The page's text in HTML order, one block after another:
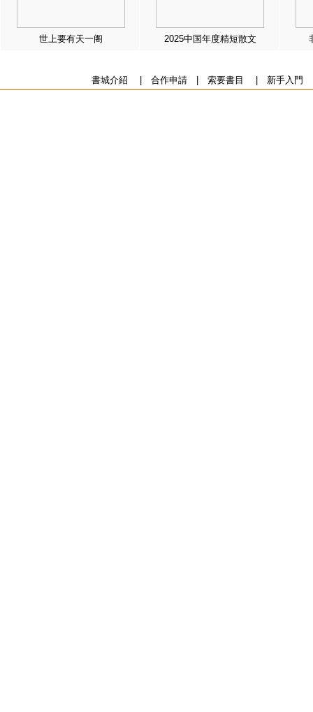
世上要有天一阁 2025中国年度精短散文
書城介紹 合作申請| 索要書目 新手入門